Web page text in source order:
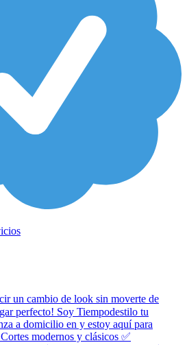
un cambio de look sin moverte de
perfecto! Soy Tiempodestilo tu
a domicilio en y estoy aquí para
modernos y clásicos ✅